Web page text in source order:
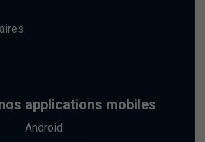
applications mobiles
Android